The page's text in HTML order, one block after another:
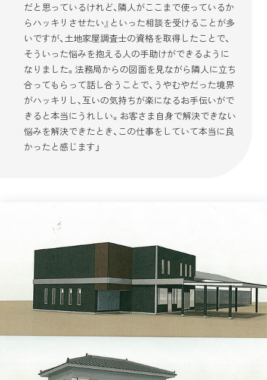
だと思っているけれど、隣人がここまで使っているか
らハッキリさせたい』といった相談を受けることが多
いですが、土地家屋調査士の資格を取得したことで、
そういった悩みを抱える人の手助けができるように
なりました。法務局からの図面を見ながら隣人に立ち
合ってもらって話し合うことで、うやむやだった境界
がハッキリし、互いの気持ちが楽になるお手伝いがで
きると本当にうれしい。お客さま自身で解決できない
悩みを解決できたとき、この仕事をしていて本当に良
かったと感じます」